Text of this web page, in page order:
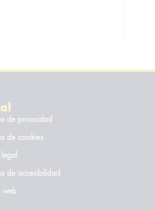
de privacidad
de cookies
de accesibilidad
web